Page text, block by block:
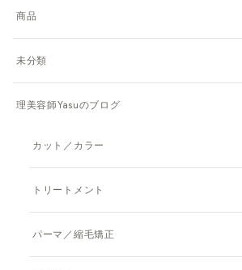
商品
未分類
理美容師Yasuのブログ
カット／カラー
トリートメント
パーマ／縮毛矯正